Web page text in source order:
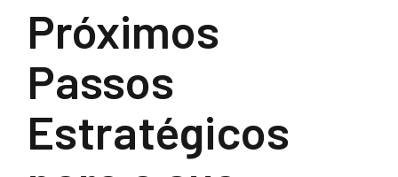
Próximos
Passos
Estratégicos